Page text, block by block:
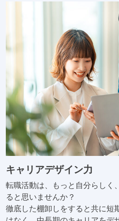
キャリアデザイン力
転職活動は、もっと自分らしく
ると思いませんか？
徹底した棚卸しをすると共に短